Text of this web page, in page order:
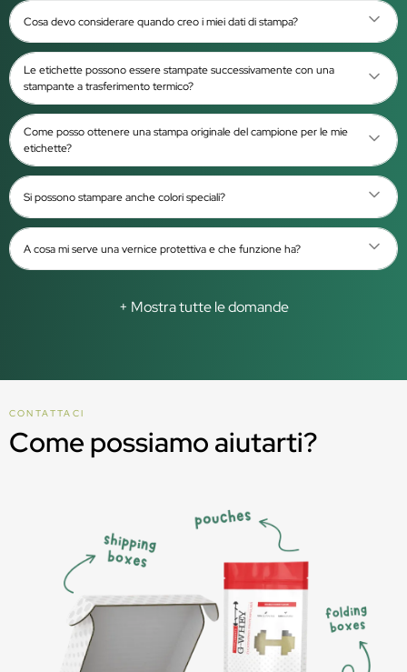
Cosa devo considerare quando creo i miei dati di stampa?
Le etichette possono essere stampate successivamente con una
stampante a trasferimento termico?
Come posso ottenere una stampa originale del campione per le mie
etichette?
Si possono stampare anche colori speciali?
A cosa mi serve una vernice protettiva e che funzione ha?
+ Mostra tutte le domande
CONTATTACI
Come possiamo aiutarti?